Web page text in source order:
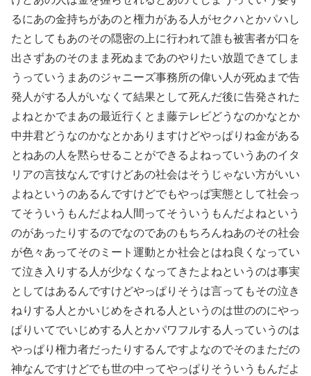
るにあの金持ちがあのと権力がある人がセクハとかパハし
たとしてもあのその隠密の上に行われて誰も被害者が口を
出さずあのそのまま死ぬまであのやりたい放題できてしま
うっていうまあのジャニーズ事務所の偉い人が死ぬまで告
発人がする人がいなくて結果として死んだ後に告発された
よねとかでまあの最近行くとま藤テレビどうなのかなとか
中井君どうなのかなとかありますけどやっぱりね金がある
とねあの人を黙らせることができるよねっていうあのイタ
リアの言技なんですけどあの社会はそうじゃない方がいい
よねというのあるんですけどでもやっぱ実態として社会っ
てそういうもんだよね人間ってそういうもんだよねという
のがあったりするのでなのであのもちろんねあのその社会
が色々あってそのミート運動とか社会とはね良くなってい
て泣き入りする人が少なくなってきたよねというのは事実
としてはあるんですけどやっぱりそうは言ってもその泣き
ねりする人とかいじめをされる人というのは世ののにやっ
ぱりいてでいじめする人とかパワフルする人っていうのは
やっぱり権力者だったりするんですよなのでそのまただの
神なんですけどでも世の中ってやっぱりそういうもんだよ